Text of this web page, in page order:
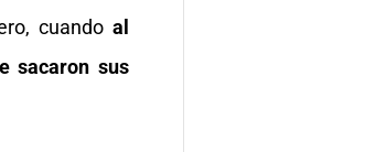
cuando al
sacaron sus